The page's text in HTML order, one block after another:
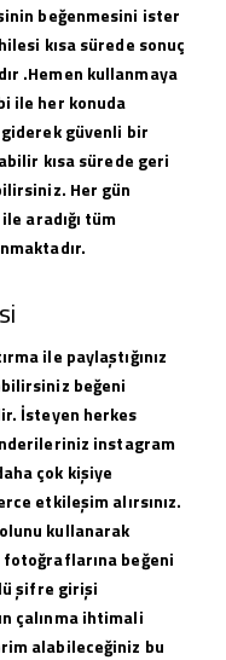
beğenmesini ister
kısa sürede sonuç
.Hemen kullanmaya
ile her konuda
güvenli bir
kısa sürede geri
Her gün
aradığı tüm
ile paylaştığınız
beğeni
İsteyen herkes
instagram
çok kişiye
etkileşim alırsınız.
kullanarak
fotoğraflarına beğeni
şifre girişi
çalınma ihtimali
alabileceğiniz bu